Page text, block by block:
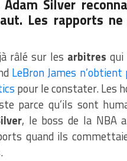
Silver
Les rapports
râlé sur les arbitres
LeBron James
pour le constater. Les
parce qu’ils sont
, le boss de la NBA
quand ils